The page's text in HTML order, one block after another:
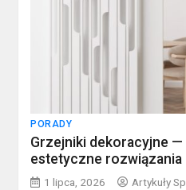
PORADY
Grzejniki dekoracyjne
estetyczne rozwiązania
1 lipca, 2026 Artykuły